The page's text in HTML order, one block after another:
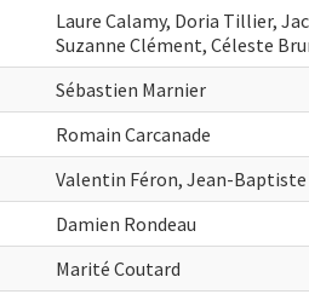
Laure Calamy, Doria Tillier,
Suzanne Clément, Céleste
Sébastien Marnier
Romain Carcanade
Valentin Féron, Jean-
Damien Rondeau
Marité Coutard